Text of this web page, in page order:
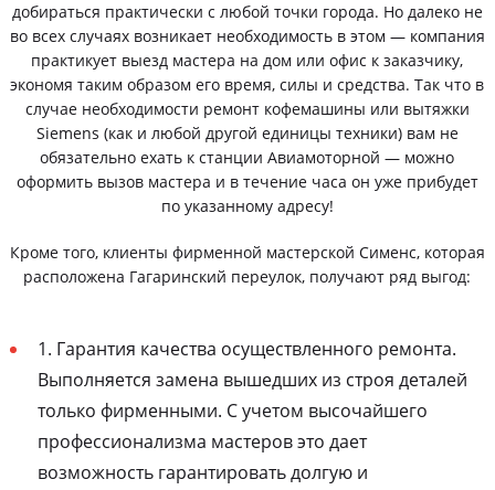
добираться практически с любой точки города. Но далеко не
во всех случаях возникает необходимость в этом — компания
практикует выезд мастера на дом или офис к заказчику,
экономя таким образом его время, силы и средства. Так что в
случае необходимости ремонт кофемашины или вытяжки
Siemens (как и любой другой единицы техники) вам не
обязательно ехать к станции Авиамоторной — можно
оформить вызов мастера и в течение часа он уже прибудет
по указанному адресу!
Кроме того, клиенты фирменной мастерской Сименс, которая
расположена Гагаринский переулок, получают ряд выгод:
1. Гарантия качества осуществленного ремонта.
Выполняется замена вышедших из строя деталей
только фирменными. С учетом высочайшего
профессионализма мастеров это дает
возможность гарантировать долгую и